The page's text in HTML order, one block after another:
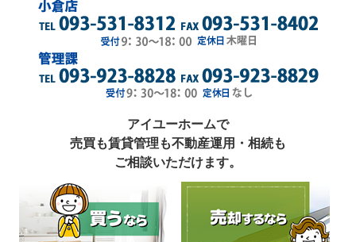
アイユーホームで
売買も賃貸管理も不動産運用・相続も
ご相談いただけます。